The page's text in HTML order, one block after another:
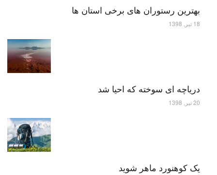
بهترین رستوران های برخی استان ها
18 تیر, 1398
دریاچه ای سوخته که احیا شد
20 تیر, 1398
یک کوهنورد ماهر شوید